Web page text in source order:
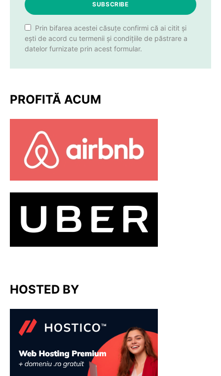
SUBSCRIBE
Prin bifarea acestei căsuțe confirmi că ai citit și
ești de acord cu termenii și condițiile de păstrare a
datelor furnizate prin acest formular.
PROFITĂ ACUM
HOSTED BY